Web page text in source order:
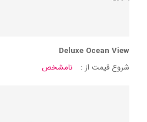
Deluxe Ocean View
شروع قیمت از :
نامشخص